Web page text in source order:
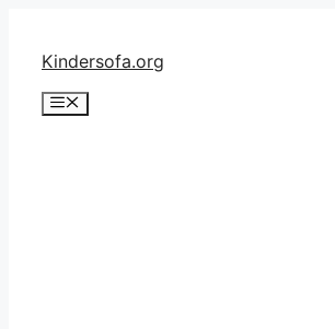
springen
Kindersofa.org
Menü